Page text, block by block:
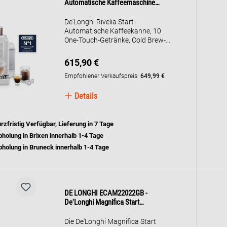
Automatische Kaffeemaschine
De'Longhi Rivelia Start -
Automatische Kaffeekanne, 10
One-Touch-Getränke, Cold Brew-
(EXAM420.55.WXL)
615,90 €
Empfohlener Verkaufspreis:649,99 €
Details
Verfügbar, Lieferung in 7 Tage
in Brixen innerhalb 1-4 Tage
in Bruneck innerhalb 1-4 Tage
DE LONGHI ECAM22022GB -
De'Longhi Magnifica Start
Die De'Longhi Magnifica Start